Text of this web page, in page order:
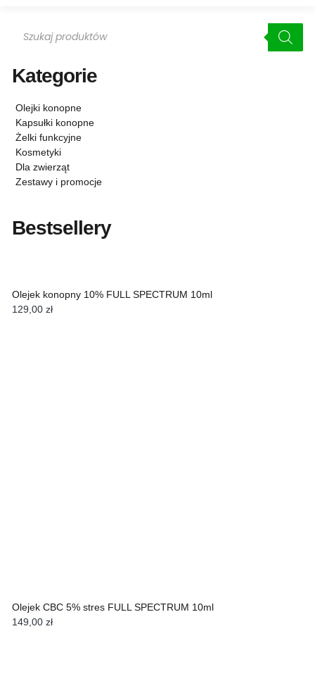
Kategorie
Olejki konopne
Kapsułki konopne
Żelki funkcyjne
Kosmetyki
Dla zwierząt
Zestawy i promocje
Bestsellery
Olejek konopny 10% FULL SPECTRUM 10ml
129,00 zł
Olejek CBC 5% stres FULL SPECTRUM 10ml
149,00 zł